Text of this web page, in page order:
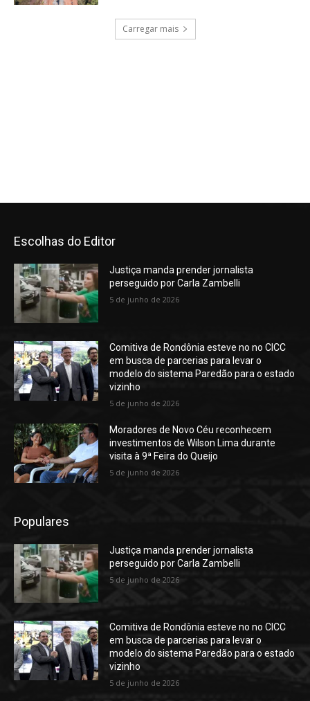
Escolhas do Editor
Justiça manda prender jornalista
perseguido por Carla Zambelli
5 de junho de 2026
Comitiva de Rondônia esteve no no CICC
em busca de parcerias para levar o
modelo do sistema Paredão para o estado
vizinho
5 de junho de 2026
Moradores de Novo Céu reconhecem
investimentos de Wilson Lima durante
visita à 9ª Feira do Queijo
5 de junho de 2026
Populares
Justiça manda prender jornalista
perseguido por Carla Zambelli
5 de junho de 2026
Comitiva de Rondônia esteve no no CICC
em busca de parcerias para levar o
modelo do sistema Paredão para o estado
vizinho
5 de junho de 2026